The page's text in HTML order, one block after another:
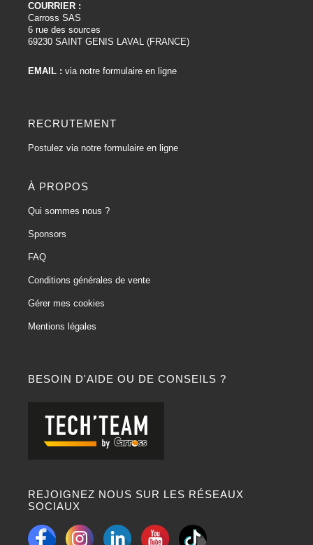
BESOIN D'AIDE OU DE CONSEILS ?
REJOIGNEZ NOUS SUR LES RÉSEAUX
SOCIAUX
COURRIER :
Carross SAS
6 rue des sources
69230 SAINT GENIS LAVAL (FRANCE)
EMAIL : via notre formulaire en ligne
RECRUTEMENT
Postulez via notre formulaire en ligne
À PROPOS
Qui sommes nous ?
Sponsors
FAQ
Conditions générales de vente
Gérer mes cookies
Mentions légales